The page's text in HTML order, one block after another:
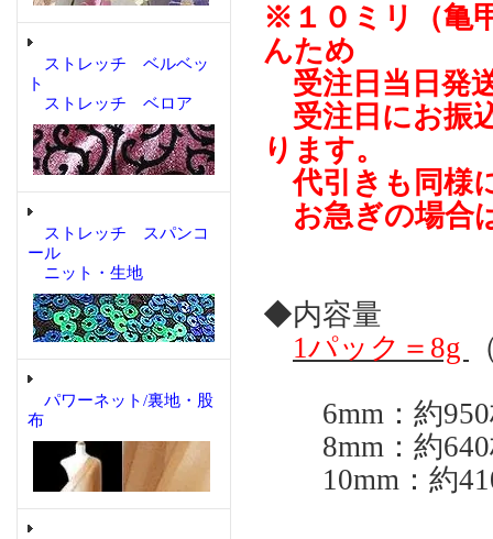
ストレッチ ベルベッ
ト
ストレッチ ベロア
ストレッチ スパンコ
ール
ニット・生地
パワーネット/裏地・股
布
※１０ミリ（亀
んため
受注日当日発
受注日にお振
ります。
代引きも同様
お急ぎの場合
◆内容量
1パック＝8g
6mm：約950
8mm：約640
10mm：約